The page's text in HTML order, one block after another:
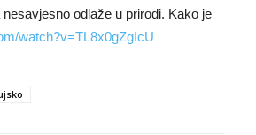
odlaže u prirodi. Kako je
watch?v=TL8x0gZgIcU